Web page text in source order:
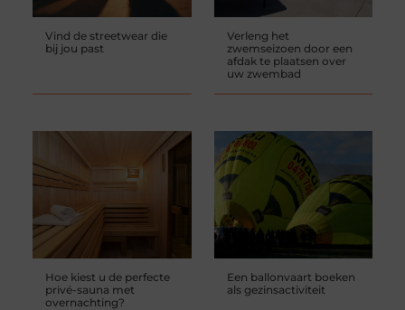
Vind de streetwear die
bij jou past
Verleng het
zwemseizoen door een
afdak te plaatsen over
uw zwembad
Hoe kiest u de perfecte
privé-sauna met
overnachting?
Een ballonvaart boeken
als gezinsactiviteit